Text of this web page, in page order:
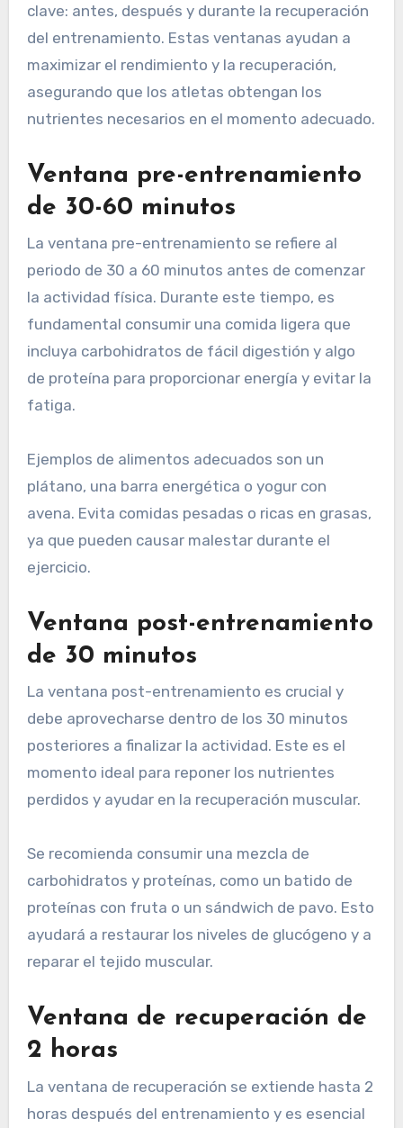
clave: antes, después y durante la recuperación
del entrenamiento. Estas ventanas ayudan a
maximizar el rendimiento y la recuperación,
asegurando que los atletas obtengan los
nutrientes necesarios en el momento adecuado.
Ventana pre-entrenamiento
de 30-60 minutos
La ventana pre-entrenamiento se refiere al
periodo de 30 a 60 minutos antes de comenzar
la actividad física. Durante este tiempo, es
fundamental consumir una comida ligera que
incluya carbohidratos de fácil digestión y algo
de proteína para proporcionar energía y evitar la
fatiga.
Ejemplos de alimentos adecuados son un
plátano, una barra energética o yogur con
avena. Evita comidas pesadas o ricas en grasas,
ya que pueden causar malestar durante el
ejercicio.
Ventana post-entrenamiento
de 30 minutos
La ventana post-entrenamiento es crucial y
debe aprovecharse dentro de los 30 minutos
posteriores a finalizar la actividad. Este es el
momento ideal para reponer los nutrientes
perdidos y ayudar en la recuperación muscular.
Se recomienda consumir una mezcla de
carbohidratos y proteínas, como un batido de
proteínas con fruta o un sándwich de pavo. Esto
ayudará a restaurar los niveles de glucógeno y a
reparar el tejido muscular.
Ventana de recuperación de
2 horas
La ventana de recuperación se extiende hasta 2
horas después del entrenamiento y es esencial